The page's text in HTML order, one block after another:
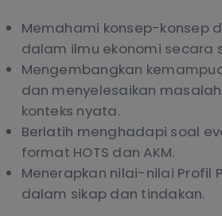
Memahami konsep-konsep
dalam ilmu ekonomi secara
Mengembangkan
dan menyelesaikan
konteks nyata.
Berlatih menghadapi soal
format HOTS dan AKM.
Menerapkan nilai-nilai Profil
dalam sikap dan tindakan.